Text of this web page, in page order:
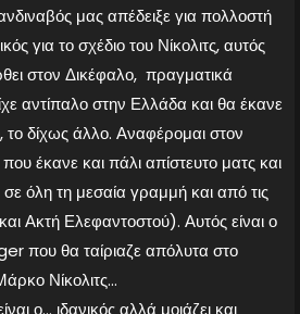
μας απέδειξε για πολλοστή
για το σχέδιο του Νίκολιτς, αυτός
στον Δικέφαλο, πραγματικά
αντίπαλο στην Ελλάδα και θα έκανε
δίχως άλλο. Αναφέρομαι στον
έκανε και πάλι απίστευτο ματς και
όλη τη μεσαία γραμμή και από τις
Ακτή Ελεφαντοστού). Αυτός είναι ο
που θα ταίριαζε απόλυτα στο
Νίκολιτς…